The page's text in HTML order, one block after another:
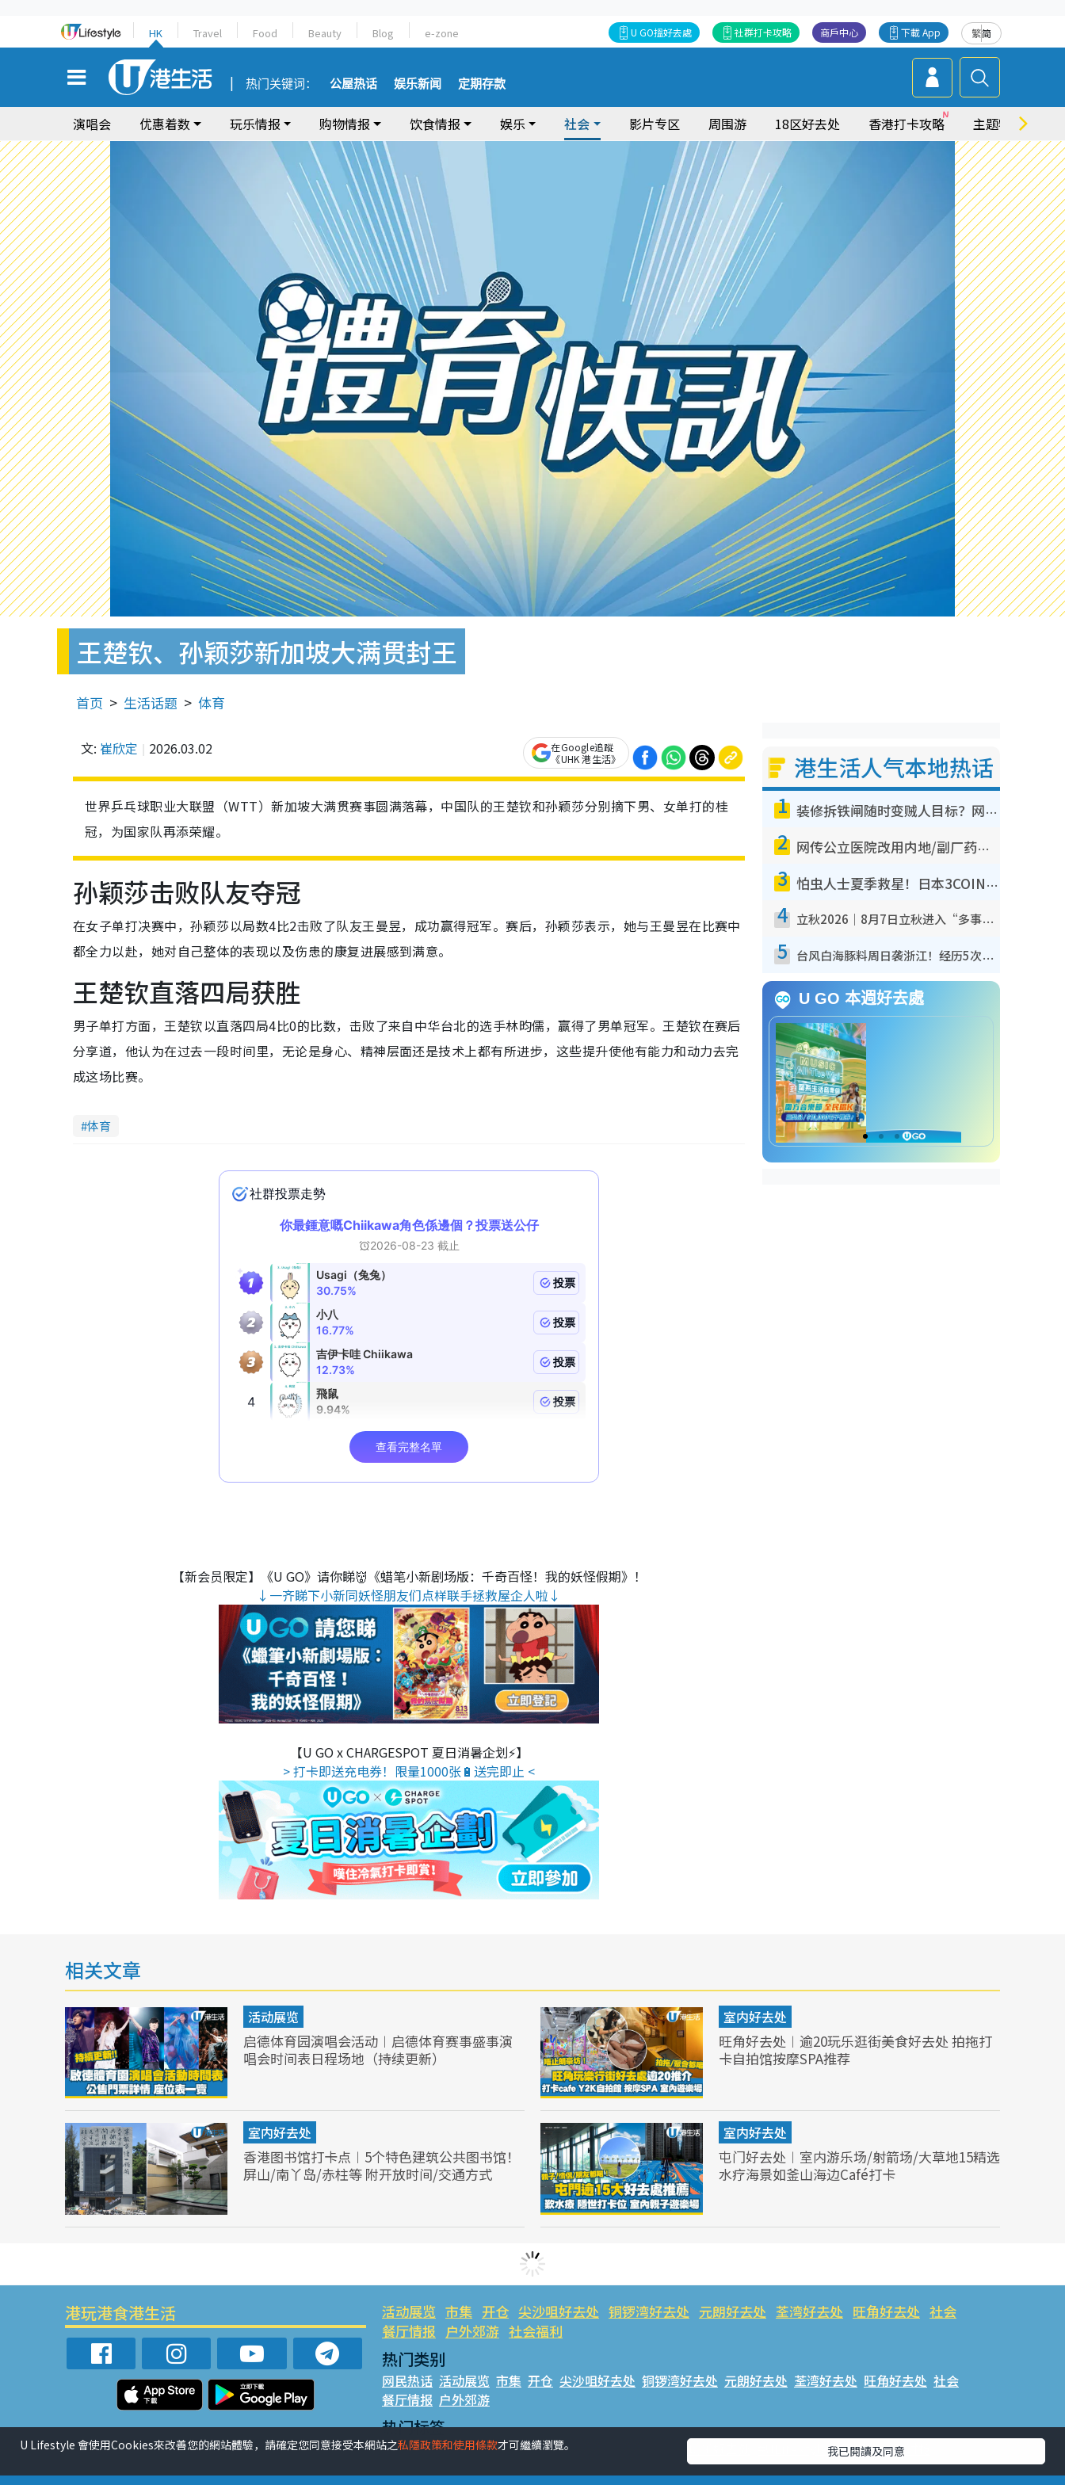
HK Travel Food Beauty Blog e-zone 繁简
下載 App
商戶中心
社群打卡攻略
U GO搵好去處
热门关键词： 公屋热话 娱乐新闻 定期存款
演唱会 优惠着数 玩乐情报 购物情报 饮食情报 娱乐 社会 影片专区 周围游 18区好去处 香港打卡攻略 主题特集
王楚钦、孙颖莎新加坡大满贯封王
首页 生活话题 体育
文: 崔欣定 2026.03.02
在Google追蹤
《UHK 港生活》
世界乒乓球职业大联盟（WTT）新加坡大满贯赛事圆满落幕，中国队的王楚钦和孙颖莎分别摘下男、女单打的桂
冠，为国家队再添荣耀。
孙颖莎击败队友夺冠
在女子单打决赛中，孙颖莎以局数4比2击败了队友王曼昱，成功赢得冠军。赛后，孙颖莎表示，她与王曼昱在比赛中
都全力以赴，她对自己整体的表现以及伤患的康复进展感到满意。
王楚钦直落四局获胜
男子单打方面，王楚钦以直落四局4比0的比数，击败了来自中华台北的选手林昀儒，赢得了男单冠军。王楚钦在赛后
分享道，他认为在过去一段时间里，无论是身心、精神层面还是技术上都有所进步，这些提升使他有能力和动力去完
成这场比赛。
体育
【新会员限定】《U GO》请你睇👹《蜡笔小新剧场版：千奇百怪！我的妖怪假期》！
↓一齐睇下小新同妖怪朋友们点样联手拯救屋企人啦↓
【U GO x CHARGESPOT 夏日消暑企划⚡】
> 打卡即送充电券！限量1000张🔋送完即止 <
港生活人气本地热话
1 装修拆铁闸随时变贼人目标？网友揭2大关键用途：装新款等于白装？附新旧铁闸分别
2 网传公立医院改用内地/副厂药？医生拆解正副厂分别，揭4类人换药随时出事
3 怕虫人士夏季救星！日本3COINS爆红驱虫神器$45起 1招“全程免触碰”轻松搞定小强
4 立秋2026｜8月7日立秋进入“多事之秋” 3件事不可做！专家教6招开运 清杂物／钱包纳气接好运
5 台风白海豚料周日袭浙江！经历5次“眼壁置换”极罕见 成登陆内地最长途台风
U GO 本週好去處
相关文章
活动展览
启德体育园演唱会活动︱启德体育赛事盛事演
唱会时间表日程场地（持续更新）
室内好去处
旺角好去处︱逾20玩乐逛街美食好去处 拍拖打
卡自拍馆按摩SPA推荐
室内好去处
香港图书馆打卡点︱5个特色建筑公共图书馆！
屏山/南丫岛/赤柱等 附开放时间/交通方式
室内好去处
屯门好去处︱室内游乐场/射箭场/大草地15精选
水疗海景如釜山海边Café打卡
港玩港食港生活 活动展览 市集 开仓 尖沙咀好去处 铜锣湾好去处 元朗好去处 荃湾好去处 旺角好去处 社会
餐厅情报 户外郊游 社会福利
热门类别
网民热话 活动展览 市集 开仓 尖沙咀好去处 铜锣湾好去处 元朗好去处 荃湾好去处 旺角好去处 社会
餐厅情报 户外郊游
热门标签
#UGO揾好去处 #人气活动推介 #美食社群热话 #ULifestyle应用程式 #限时抢
#网络热话
U Lifestyle 會使用Cookies來改善您的網站體驗，請確定您同意接受本網站之私隱政策和使用條款才可繼續瀏覽。 我已閱讀及同意